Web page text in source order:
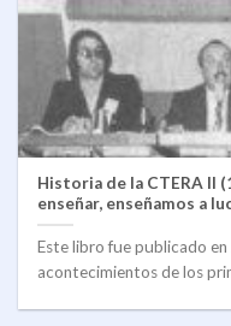
Historia de la CTERA II
enseñar, enseñamos a
Este libro fue publicado
acontecimientos de los